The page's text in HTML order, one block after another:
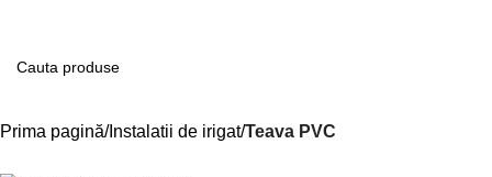
Prima pagină Instalatii de irigat Teava PVC